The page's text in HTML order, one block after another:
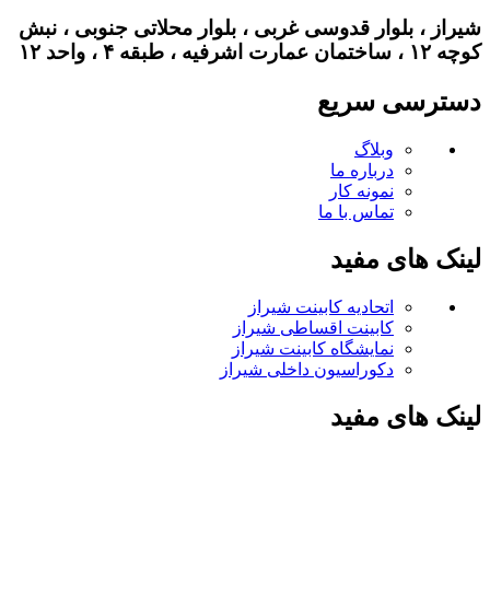
شیراز ، بلوار قدوسی غربی ، بلوار محلاتی جنوبی ، نبش
کوچه ۱۲ ، ساختمان عمارت اشرفیه ، طبقه ۴ ، واحد ۱۲
دسترسی سریع
وبلاگ
درباره ما
نمونه کار
تماس با ما
لینک های مفید
اتحادیه کابینت شیراز
کابینت اقساطی شیراز
نمایشگاه کابینت شیراز
دکوراسیون داخلی شیراز
لینک های مفید